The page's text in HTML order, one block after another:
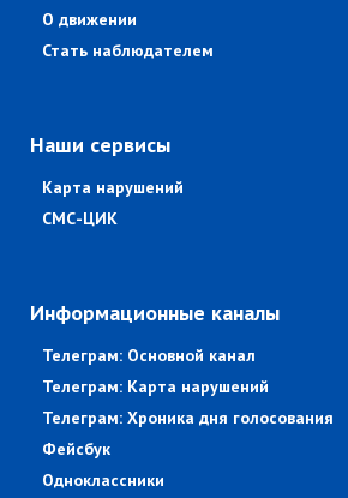
О движении
Стать наблюдателем
Наши сервисы
Карта нарушений
СМС-ЦИК
Информационные каналы
Телеграм: Основной канал
Телеграм: Карта нарушений
Телеграм: Хроника дня голосования
Фейсбук
Одноклассники